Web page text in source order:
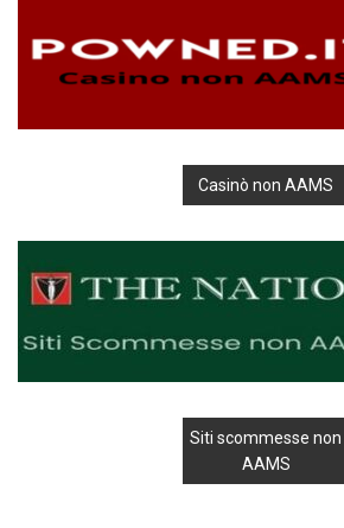
Casinò non AAMS
Siti scommesse non
AAMS